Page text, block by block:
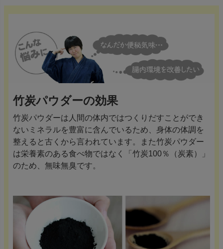
竹炭パウダーの効果
竹炭パウダーは人間の体内ではつくりだすことができ
ないミネラルを豊富に含んでいるため、身体の体調を
整えると古くから言われています。また竹炭パウダー
は栄養素のある食べ物ではなく「竹炭100％（炭素）」
のため、無味無臭です。